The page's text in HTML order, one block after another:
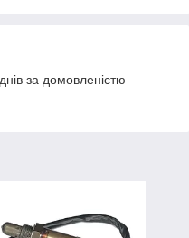
за домовленістю